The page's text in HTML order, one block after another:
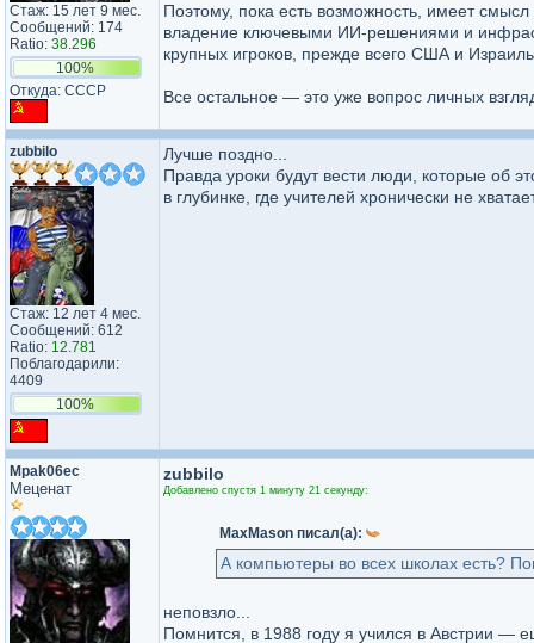
Стаж: 15 лет 9 мес.
Сообщений: 174
Ratio: 38.296
100%
Откуда: CCCP
Поэтому, пока есть возможность, имеет
владение ключевыми ИИ-решениями и
крупных игроков, прежде всего США и
Все остальное — это уже вопрос личных
zubbilo
Стаж: 12 лет 4 мес.
Сообщений: 612
Ratio: 12.781
Поблагодарили:
4409
100%
Лучше поздно...
Правда уроки будут вести люди, которые об
в глубинке, где учителей хронически не
Mpak06ec
Меценат
zubbilo
Добавлено спустя 1 минуту 21 секунду:
MaxMason писал(а):
А компьютеры во всех школах есть?
неповзло...
Помнится, в 1988 году я учился в Австрии —